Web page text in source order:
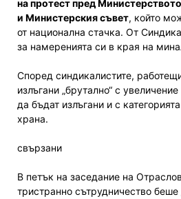
на протест пред
и Министерския съвет, който
от национална стачка. От
за намеренията си в края на
Според синдикалистите,
излъгани „брутално“ с
да бъдат излъгани и с
храна.
свързани
В петък на заседание на
тристранно сътрудничество беше